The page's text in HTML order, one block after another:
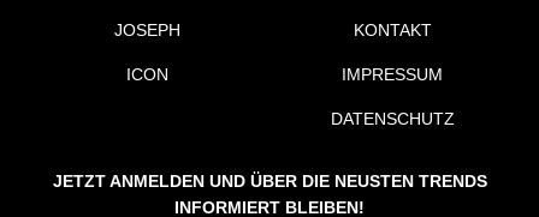
JOSEPH
ICON
KONTAKT
IMPRESSUM
DATENSCHUTZ
JETZT ANMELDEN UND ÜBER DIE NEUSTEN TRENDS
INFORMIERT BLEIBEN!